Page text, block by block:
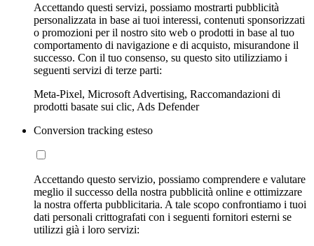
Accettando questi servizi, possiamo mostrarti pubblicità
personalizzata in base ai tuoi interessi, contenuti sponsorizzati
o promozioni per il nostro sito web o prodotti in base al tuo
comportamento di navigazione e di acquisto, misurandone il
successo. Con il tuo consenso, su questo sito utilizziamo i
seguenti servizi di terze parti:
Meta-Pixel, Microsoft Advertising, Raccomandazioni di
prodotti basate sui clic, Ads Defender
Conversion tracking esteso
Accettando questo servizio, possiamo comprendere e valutare
meglio il successo della nostra pubblicità online e ottimizzare
la nostra offerta pubblicitaria. A tale scopo confrontiamo i tuoi
dati personali crittografati con i seguenti fornitori esterni se
utilizzi già i loro servizi: